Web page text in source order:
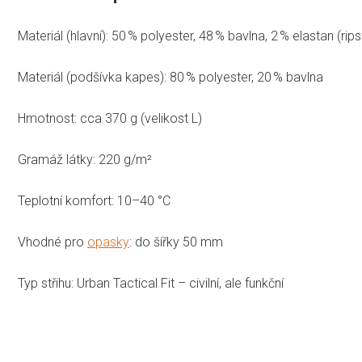
Materiál (hlavní): 50 % polyester, 48 % bavlna, 2 % elastan
Materiál (podšívka kapes): 80 % polyester, 20 % bavlna
Hmotnost: cca 370 g (velikost L)
Gramáž látky: 220 g/m²
Teplotní komfort: 10–40 °C
Vhodné pro opasky: do šířky 50 mm
Typ střihu: Urban Tactical Fit – civilní, ale funkční